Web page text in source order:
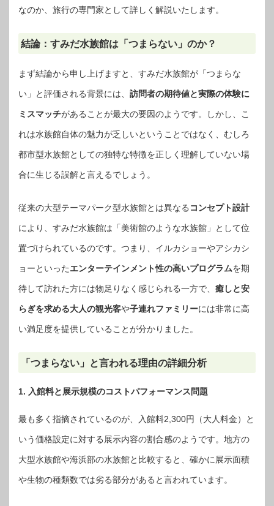
なのか、旅行の専門家として詳しく解説いたします。
結論：すみだ水族館は「つまらない」のか？
まず結論から申し上げますと、すみだ水族館が「つまらな
い」と評価される背景には、 訪問者の期待値と実際の体験に
ミスマッチがあることが最大の要因のようです。しかし、こ
れは水族館自体の魅力が乏しいということではなく、むしろ
都市型水族館としての独特な特徴を正しく理解していない場
合に生じる誤解と言えるでしょう。
従来の大型テーマパーク型水族館とは異なる コンセプト設計
により、すみだ水族館は「美術館のような水族館」として位
置づけられているのです。つまり、イルカショーやアシカシ
ョーといったエンターテインメント性の高いプログラムを期
待して訪れた方には物足りなく感じられる一方で、 癒しと安
らぎを求める大人の観光客や子連れファミリーには非常に高
い満足度を提供していることが分かりました。
「つまらない」と言われる理由の詳細分析
1. 入館料と展示規模のコストパフォーマンス問題
最も多く指摘されているのが、入館料2,300円（大人料金）と
いう価格設定に対する展示内容の割合感のようです。地方の
大型水族館や海浜部の水族館と比較すると、確かに展示面積
や生物の種類数では劣る部分があると言われています。